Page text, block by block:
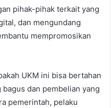
pihak-pihak terkait yang
dan mengundang
mempromosikan
UKM ini bisa bertahan
dan pembelian yang
pemerintah, pelaku